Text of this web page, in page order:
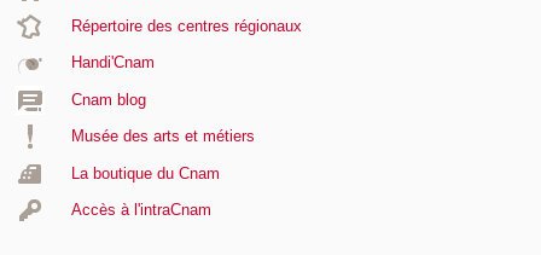
Répertoire des centres régionaux
Handi'Cnam
Cnam blog
Musée des arts et métiers
La boutique du Cnam
Accès à l'intraCnam